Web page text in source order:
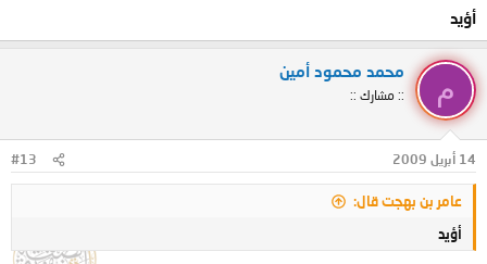
أؤيد
م
محمد محمود أمين
:: مشارك ::
14 أبريل 2009 #13
عامر بن بهجت قال:
أؤيد